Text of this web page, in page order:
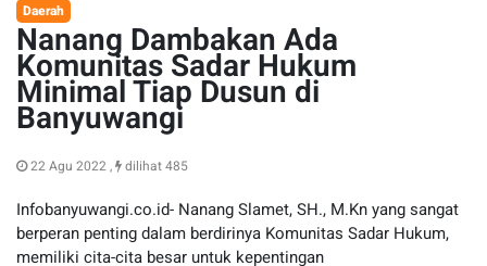
Daerah
Nanang Dambakan Ada
Komunitas Sadar Hukum
Minimal Tiap Dusun di
Banyuwangi
22 Agu 2022 , dilihat 485
Infobanyuwangi.co.id- Nanang Slamet, SH., M.Kn yang sangat
berperan penting dalam berdirinya Komunitas Sadar Hukum,
memiliki cita-cita besar untuk kepentingan